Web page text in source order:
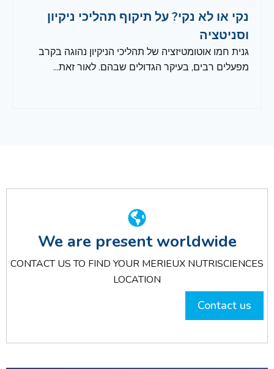
נקי או לא נקי? על תיקוף תהליכי ניקיון
וסניטציה
גנית חמו אוטומטיזציה של תהליכי הניקיון נהוגה בקרב
מפעלים רבים, בעיקר הגדולים שבהם. לאור זאת...
Contact us
We are present worldwide
CONTACT US TO FIND YOUR MERIEUX NUTRISCIENCES
LOCATION